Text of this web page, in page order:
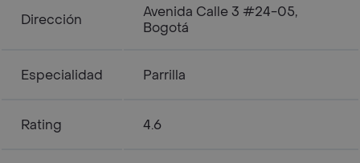
Dirección
Avenida Calle 3 #24-05,
Bogotá
Especialidad Parrilla
Rating 4.6